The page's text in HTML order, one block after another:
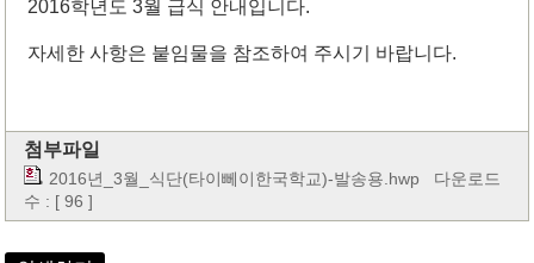
2016학년도 3월 급식 안내입니다.
자세한 사항은 붙임물을 참조하여 주시기 바랍니다.
첨부파일
2016년_3월_식단(타이뻬이한국학교)-발송용.hwp 다운로드
수 : [ 96 ]